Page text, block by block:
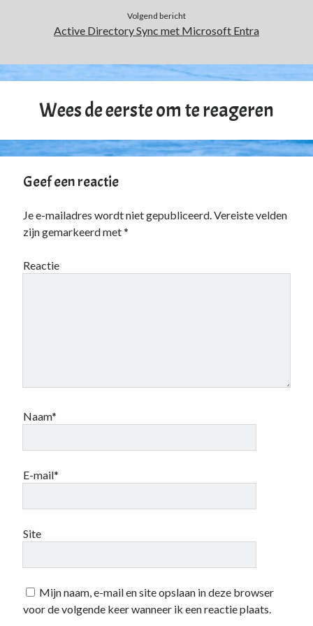
Backblaze
Volgend bericht
Active Directory Sync met Microsoft Entra
Wees de eerste om te reageren
Geef een reactie
Je e-mailadres wordt niet gepubliceerd.Vereiste velden
zijn gemarkeerd met*
Reactie
Naam*
E-mail*
Site
Mijn naam, e-mail en site opslaan in deze browser
voor de volgende keer wanneer ik een reactie plaats.